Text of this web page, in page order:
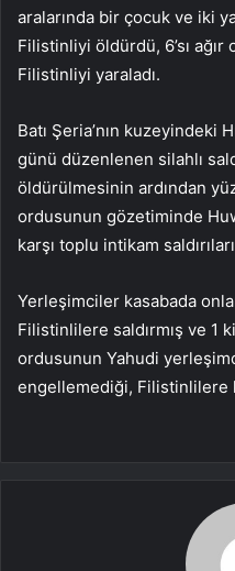
aralarında bir çocuk ve iki
Filistinliyi öldürdü, 6’sı ağır
Filistinliyi yaraladı.
Batı Şeria’nın kuzeyindeki
günü düzenlenen silahlı
öldürülmesinin ardından
ordusunun gözetiminde
karşı toplu intikam
Yerleşimciler kasabada
Filistinlilere saldırmış ve 1
ordusunun Yahudi
engellemediği, Filistinlilere